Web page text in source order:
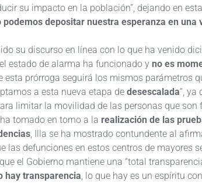
su impacto en la población”, dejando en
podemos depositar nuestra esperanza en una
su discurso en línea con lo que ha venido
estado de alarma ha funcionado y no es
esta prórroga seguirá los mismos parámetros
a esta nueva etapa de desescalada“, ya
limitar la movilidad de las personas que
tomado en torno a la realización de las
, Illa se ha mostrado contundente al
las defunciones en estos centros de mayores
el Gobierno mantiene una “total
hay transparencia, lo que hay es un espíritu